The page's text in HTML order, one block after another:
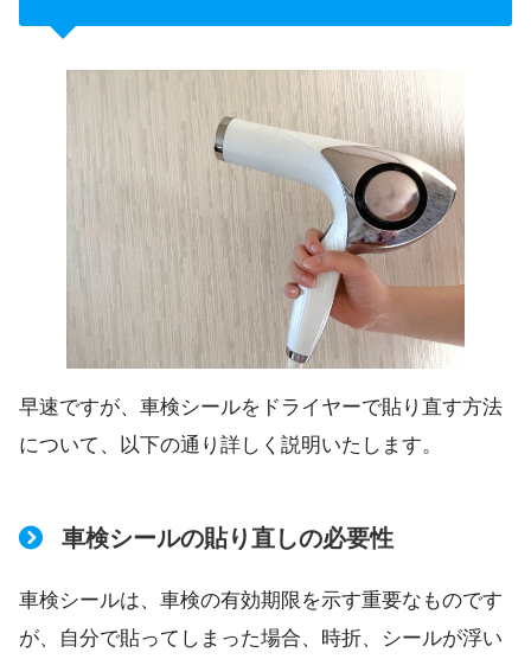
早速ですが、車検シールをドライヤーで貼り直す方法
について、以下の通り詳しく説明いたします。
車検シールの貼り直しの必要性
車検シールは、車検の有効期限を示す重要なものです
が、自分で貼ってしまった場合、時折、シールが浮い